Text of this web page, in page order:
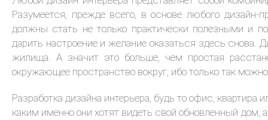
Разумеется, прежде всего, в основе любого дизайн-
должны стать не только практически полезными и
дарить настроение и желание оказаться здесь снова.
жилища. А значит это больше, чем простая
окружающее пространство вокруг, ибо только так
Разработка дизайна интерьера, будь то офис,
каким именно они хотят видеть свой обновленный